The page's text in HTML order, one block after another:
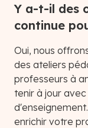
Y a-t-il des
continue
Oui, nous
des ateliers
professeurs à
tenir à jour
enrichir votre